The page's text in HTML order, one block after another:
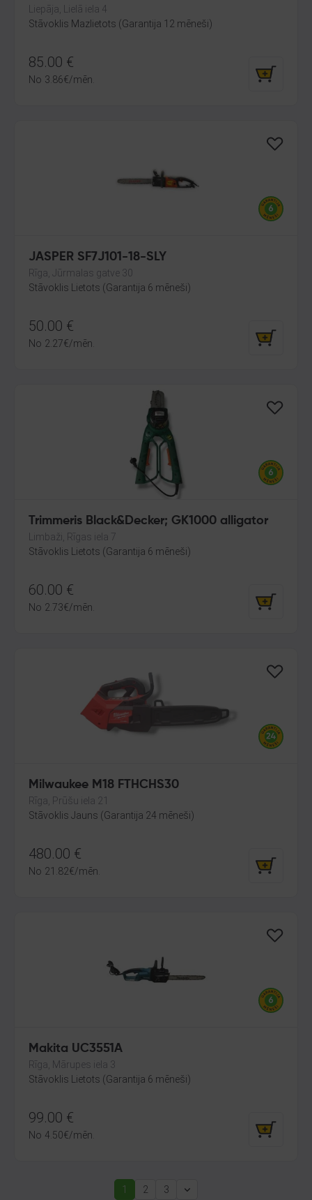
Liepāja, Lielā iela 4
Stāvoklis Mazlietots (Garantija 12 mēneši)
85.00 €
No 3.86€/mēn.
JASPER SF7J101-18-SLY
Rīga, Jūrmalas gatve 30
Stāvoklis Lietots (Garantija 6 mēneši)
50.00 €
No 2.27€/mēn.
Trimmeris Black&Decker; GK1000 alligator
Limbaži, Rīgas iela 7
Stāvoklis Lietots (Garantija 6 mēneši)
60.00 €
No 2.73€/mēn.
Milwaukee M18 FTHCHS30
Rīga, Prūšu iela 21
Stāvoklis Jauns (Garantija 24 mēneši)
480.00 €
No 21.82€/mēn.
Makita UC3551A
Rīga, Mārupes iela 3
Stāvoklis Lietots (Garantija 6 mēneši)
99.00 €
No 4.50€/mēn.
1
(current)
2 3
Next